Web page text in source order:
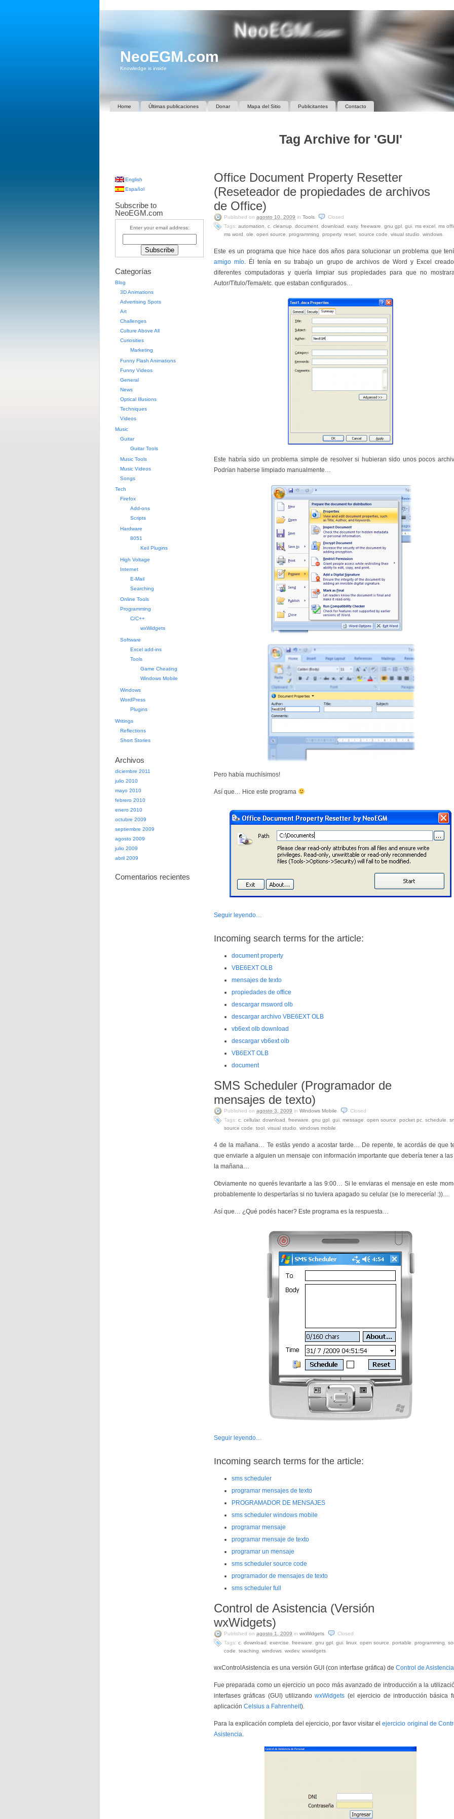
NeoEGM.com
Knowledge is inside
Home Últimas publicaciones Donar Mapa del Sitio Publicitantes Contacto
Tag Archive for 'GUI'
Office Document Property Resetter
(Reseteador de propiedades de archivos
de Office)
Published on agosto 10, 2009 in Tools
Closed
Tags: automation c cleanup document download easy, freeware gnu gpl gui ms excel ms
ms word
ole open source programming property, reset source code visual studio windows
Este es un programa que hice hace dos años para solucionar un problema que
amigo mío. Él tenía en su trabajo un grupo de archivos de Word y Excel
diferentes computadoras y quería limpiar sus propiedades para que no
Autor/Tïtulo/Tema/etc. que estaban configurados…
Este habría sido un problema simple de resolver si hubieran sido unos pocos
Podrían haberse limpiado manualmente…
Pero había muchísimos!
Así que… Hice este programa
Seguir leyendo…
Incoming search terms for the article:
document property
VBE6EXT OLB
mensajes de texto
propiedades de office
descargar msword olb
descargar archivo VBE6EXT OLB
vb6ext olb download
descargar vb6ext olb
VB6EXT OLB
document
SMS Scheduler (Programador de
mensajes de texto)
Published on agosto 3, 2009 in Windows Mobile
Closed
Tags: c cellular, download freeware gnu gpl gui message open source pocket pc schedule
source code
tool visual studio windows mobile
4 de la mañana… Te estás yendo a acostar tarde… De repente, te acordás de que
que enviarle a alguien un mensaje con información importante que debería tener a
la mañana…
Obviamente no querés levantarte a las 9:00… Si le enviaras el mensaje en este
probablemente lo despertarías si no tuviera apagado su celular (se lo merecería! :))…
Así que… ¿Qué podés hacer? Este programa es la respuesta…
Seguir leyendo…
Incoming search terms for the article:
sms scheduler
programar mensajes de texto
PROGRAMADOR DE MENSAJES
sms scheduler windows mobile
programar mensaje
programar mensaje de texto
programar un mensaje
sms scheduler source code
programador de mensajes de texto
sms scheduler full
Control de Asistencia (Versión
wxWidgets)
Published on agosto 1, 2009 in wxWidgets
Closed
Tags: c download exercise freeware gnu gpl gui linux open source portable programming
code
teaching windows wxdev, wxwidgets
wxControlAsistencia es una versión GUI (con interfase gráfica) de Control de Asistencia
Fue preparada como un ejercicio un poco más avanzado de introducción a la
interfases gráficas (GUI) utilizandowxWidgets (el ejercicio de introducción básica
aplicación Celsius a Fahrenheit).
Para la explicación completa del ejercicio, por favor visitar elejercicio original de
Asistencia.
English
Español
Subscribe to
NeoEGM.com
Enter your email address:
Categorías
Blog
3D Animations
Advertising Spots
Art
Challenges
Culture Above All
Curiosities
Marketing
Funny Flash Animations
Funny Videos
General
News
Optical Illusions
Techniques
Videos
Music
Guitar
Guitar Tools
Music Tools
Music Videos
Songs
Tech
Firefox
Add-ons
Scripts
Hardware
8051
Keil Plugins
High Voltage
Internet
E-Mail
Searching
Online Tools
Programming
C/C++
wxWidgets
Software
Excel add-ins
Tools
Game Cheating
Windows Mobile
Windows
WordPress
Plugins
Writings
Reflections
Short Stories
Archivos
diciembre 2011
julio 2010
mayo 2010
febrero 2010
enero 2010
octubre 2009
septiembre 2009
agosto 2009
julio 2009
abril 2009
Comentarios recientes